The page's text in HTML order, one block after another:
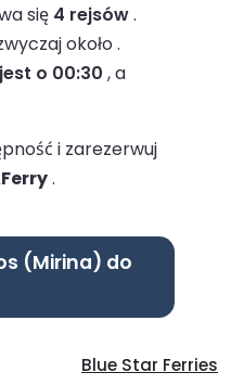
się 4 rejsów.
około .
o 00:30 , a
i zarezerwuj
.
(Mirina) do
Blue Star Ferries